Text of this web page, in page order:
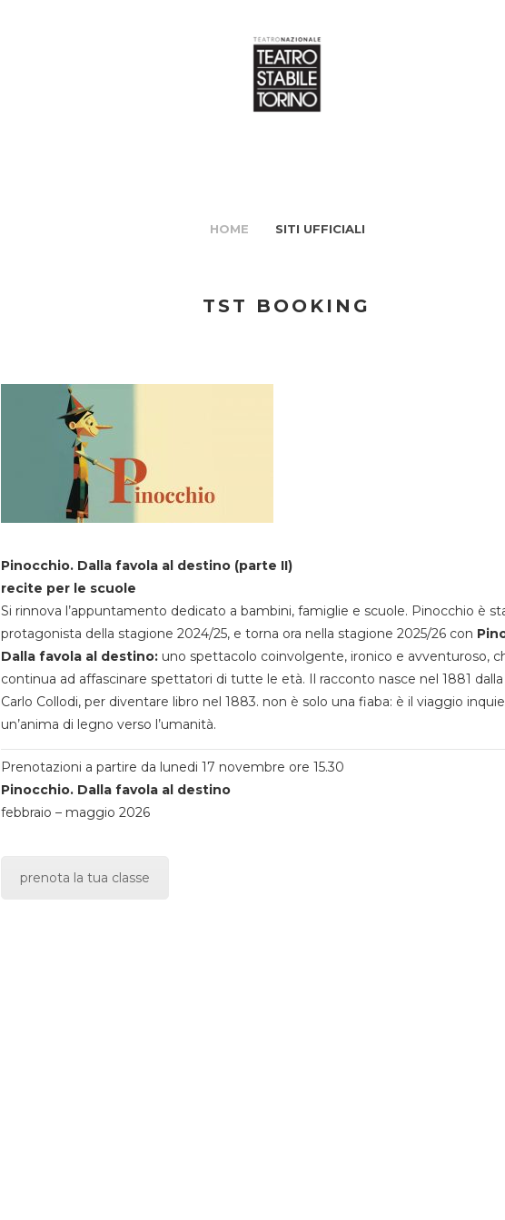
HOME SITI UFFICIALI
TST BOOKING
Pinocchio. Dalla favola al destino (parte II)
recite per le scuole
Si rinnova l’appuntamento dedicato a bambini, famiglie e scuole. Pinocchio è
protagonista della stagione 2024/25, e torna ora nella stagione 2025/26 con
Dalla favola al destino:uno spettacolo coinvolgente, ironico e avventuroso,
continua ad affascinare spettatori di tutte le età. Il racconto nasce nel 1881
Carlo Collodi, per diventare libro nel 1883. non è solo una fiaba: è il viaggio
un’anima di legno verso l’umanità.
Prenotazioni a partire da lunedi 17 novembre ore 15.30
Pinocchio. Dalla favola al destino
febbraio – maggio 2026
prenota la tua classe